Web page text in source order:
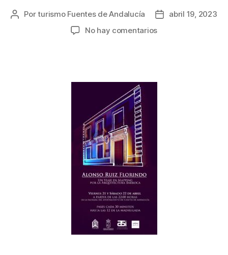
Porturismo Fuentes de Andalucía
abril 19, 2023
No hay comentarios